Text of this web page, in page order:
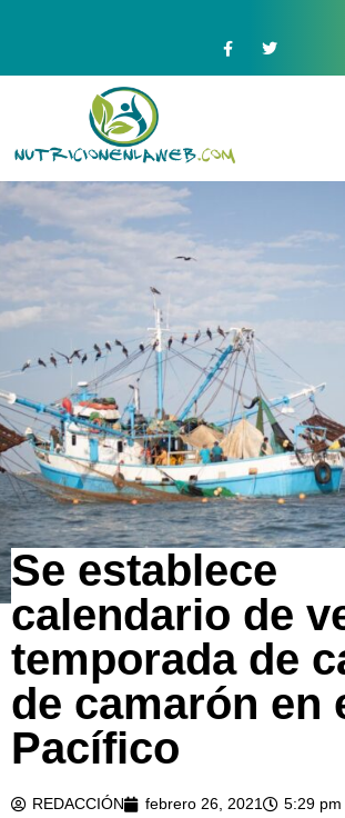
Se establece
calendario de
temporada de
de camarón en
Pacífico
REDACCIÓN febrero 26, 2021 5:29 pm